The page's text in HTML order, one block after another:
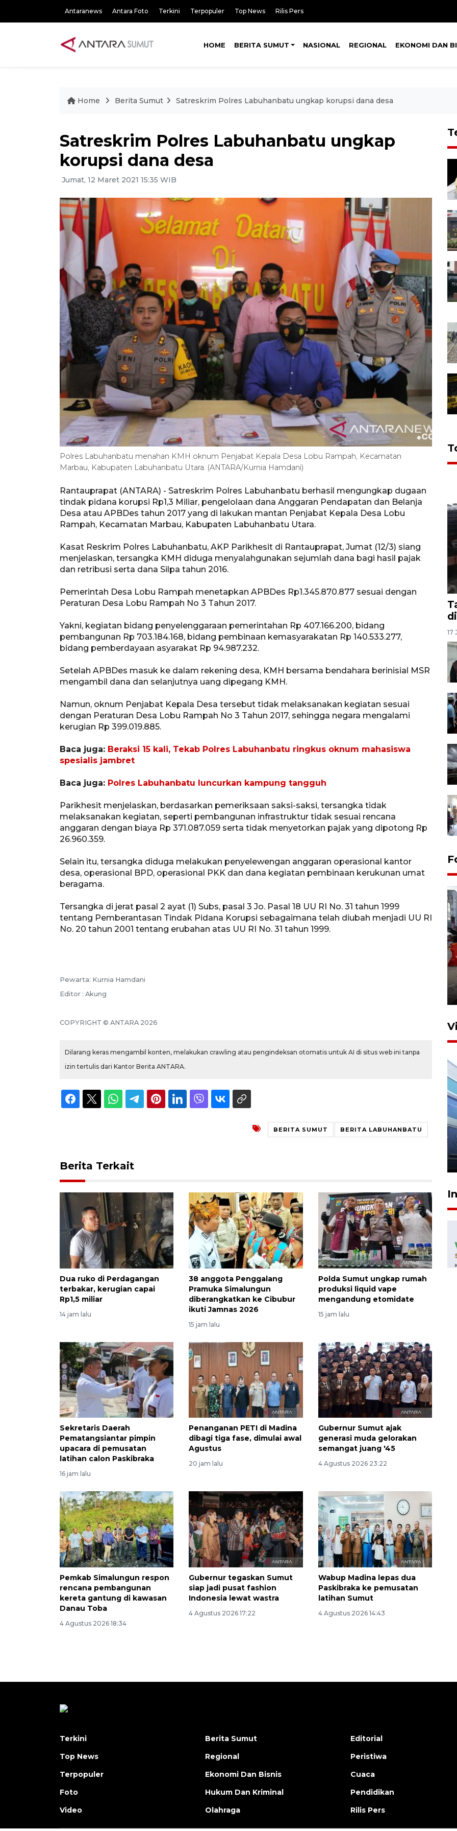
Antaranews Antara Foto Terkini Terpopuler Top News Rilis Pers
HOME BERITA SUMUT NASIONAL REGIONAL EKONOMI DAN
Home Berita Sumut Satreskrim Polres Labuhanbatu ungkap korupsi dana desa
Satreskrim Polres Labuhanbatu ungkap
korupsi dana desa
Jumat, 12 Maret 2021 15:35 WIB
Polres Labuhanbatu menahan KMH oknum Penjabat Kepala Desa Lobu Rampah, Kecamatan
Marbau, Kabupaten Labuhanbatu Utara. (ANTARA/Kurnia Hamdani)
Rantauprapat (ANTARA) - Satreskrim Polres Labuhanbatu berhasil mengungkap dugaan
tindak pidana korupsi Rp1,3 Miliar, pengelolaan dana Anggaran Pendapatan dan Belanja
Desa atau APBDes tahun 2017 yang di lakukan mantan Penjabat Kepala Desa Lobu
Rampah, Kecamatan Marbau, Kabupaten Labuhanbatu Utara.
Kasat Reskrim Polres Labuhanbatu, AKP Parikhesit di Rantauprapat, Jumat (12/3) siang
menjelaskan, tersangka KMH diduga menyalahgunakan sejumlah dana bagi hasil pajak
dan retribusi serta dana Silpa tahun 2016.
Pemerintah Desa Lobu Rampah menetapkan APBDes Rp1.345.870.877 sesuai dengan
Peraturan Desa Lobu Rampah No 3 Tahun 2017.
Yakni, kegiatan bidang penyelenggaraan pemerintahan Rp 407.166.200, bidang
pembangunan Rp 703.184.168, bidang pembinaan kemasyarakatan Rp 140.533.277,
bidang pemberdayaan asyarakat Rp 94.987.232.
Setelah APBDes masuk ke dalam rekening desa, KMH bersama bendahara berinisial MSR
mengambil dana dan selanjutnya uang dipegang KMH.
Namun, oknum Penjabat Kepala Desa tersebut tidak melaksanakan kegiatan sesuai
dengan Peraturan Desa Lobu Rampah No 3 Tahun 2017, sehingga negara mengalami
kerugian Rp 399.019.885.
Baca juga: Beraksi 15 kali, Tekab Polres Labuhanbatu ringkus oknum mahasiswa
spesialis jambret
Baca juga: Polres Labuhanbatu luncurkan kampung tangguh
Parikhesit menjelaskan, berdasarkan pemeriksaan saksi-saksi, tersangka tidak
melaksanakan kegiatan, seperti pembangunan infrastruktur tidak sesuai rencana
anggaran dengan biaya Rp 371.087.059 serta tidak menyetorkan pajak yang dipotong Rp
26.960.359.
Selain itu, tersangka diduga melakukan penyelewengan anggaran operasional kantor
desa, operasional BPD, operasional PKK dan dana kegiatan pembinaan kerukunan umat
beragama.
Tersangka di jerat pasal 2 ayat (1) Subs, pasal 3 Jo. Pasal 18 UU RI No. 31 tahun 1999
tentang Pemberantasan Tindak Pidana Korupsi sebagaimana telah diubah menjadi UU RI
No. 20 tahun 2001 tentang erubahan atas UU RI No. 31 tahun 1999.
Pewarta: Kurnia Hamdani
Editor : Akung
COPYRIGHT © ANTARA 2026
Dilarang keras mengambil konten, melakukan crawling atau pengindeksan otomatis untuk AI di situs web ini tanpa
izin tertulis dari Kantor Berita ANTARA.
BERITA SUMUT BERITA LABUHANBATU
Berita Terkait
Dua ruko di Perdagangan
terbakar, kerugian capai
Rp1,5 miliar
14 jam lalu
38 anggota Penggalang
Pramuka Simalungun
diberangkatkan ke Cibubur
ikuti Jamnas 2026
15 jam lalu
Polda Sumut ungkap rumah
produksi liquid vape
mengandung etomidate
15 jam lalu
Sekretaris Daerah
Pematangsiantar pimpin
upacara di pemusatan
latihan calon Paskibraka
16 jam lalu
Penanganan PETI di Madina
dibagi tiga fase, dimulai awal
Agustus
20 jam lalu
Gubernur Sumut ajak
generasi muda gelorakan
semangat juang '45
4 Agustus 2026 23:22
Pemkab Simalungun respon
rencana pembangunan
kereta gantung di kawasan
Danau Toba
4 Agustus 2026 18:34
Gubernur tegaskan Sumut
siap jadi pusat fashion
Indonesia lewat wastra
4 Agustus 2026 17:22
Wabup Madina lepas dua
Paskibraka ke pemusatan
latihan Sumut
4 Agustus 2026 14:43
17
IDAI perkuat kompetensi
dokter tangani penyakit
Waspadai penyakit saat
musim kemarau
2026-08-05 12:00:00
Terkini
Top News
Terpopuler
Foto
Video
Berita Sumut
Regional
Ekonomi Dan Bisnis
Hukum Dan Kriminal
Olahraga
Editorial
Peristiwa
Cuaca
Pendidikan
Rilis Pers